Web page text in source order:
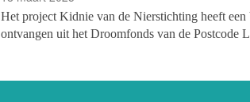
Het project Kidnie van de Nierstichting heeft
ontvangen uit het Droomfonds van de Postcode